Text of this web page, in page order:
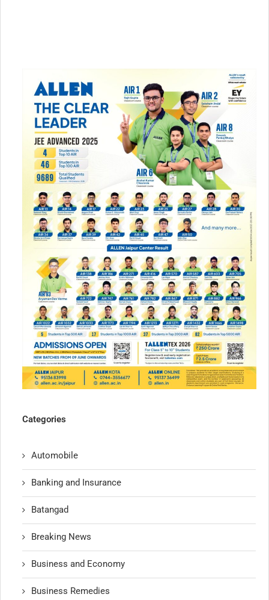
Categories
Automobile
Banking and Insurance
Batangad
Breaking News
Business and Economy
Business Remedies